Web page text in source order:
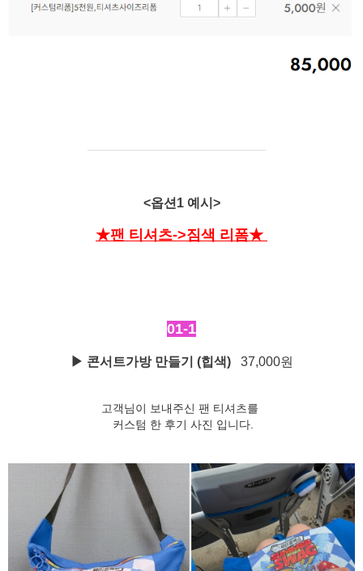
<옵션1 예시>
★팬 티셔츠->짐색 리폼★
01-1
▶ 콘서트가방 만들기 (힙색) 37,000원
고객님이 보내주신 팬 티셔츠를
커스텀 한 후기 사진 입니다.